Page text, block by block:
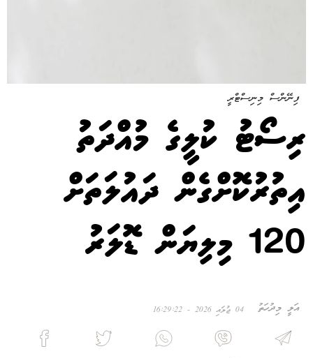
ފިނޭންސް މިނިސްޓްރީ
ރިސޯޓު ކުލީގެ މުއްދަތު
އިތުރުކޮށްގެން ދައުލަތަށް
120 މިލިޔަން ޑޮލަރު
އަލީ މިދުހަތު 04 ޖުލައި 2026 - 16:29:22